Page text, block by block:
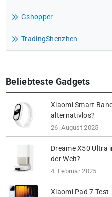
Gshopper
TradingShenzhen
Beliebteste Gadgets
Xiaomi Smart
alternativlos?
26. August 2025
Dreame X50 Ultra
der Welt?
4. Februar 2025
Xiaomi Pad 7 Test